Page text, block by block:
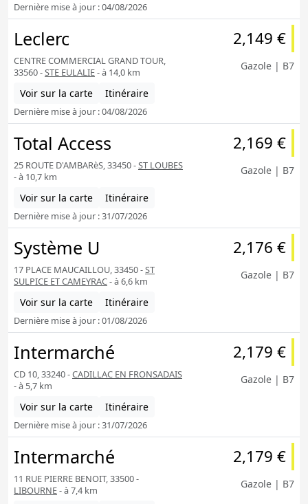
Dernière mise à jour : 04/08/2026
Leclerc
CENTRE COMMERCIAL GRAND TOUR,
33560 -STE EULALIE- à 14,0 km
Voir sur la carte Itinéraire
Dernière mise à jour : 04/08/2026
2,149 €
Gazole | B7
Total Access
25 ROUTE D'AMBARèS, 33450 -ST LOUBES
- à 10,7 km
Voir sur la carte Itinéraire
Dernière mise à jour : 31/07/2026
2,169 €
Gazole | B7
Système U
17 PLACE MAUCAILLOU, 33450 -ST
SULPICE ET CAMEYRAC- à 6,6 km
Voir sur la carte Itinéraire
Dernière mise à jour : 01/08/2026
2,176 €
Gazole | B7
Intermarché
CD 10, 33240 -CADILLAC EN FRONSADAIS
- à 5,7 km
Voir sur la carte Itinéraire
Dernière mise à jour : 31/07/2026
2,179 €
Gazole | B7
Intermarché
11 RUE PIERRE BENOIT, 33500 -
LIBOURNE- à 7,4 km
2,179 €
Gazole | B7